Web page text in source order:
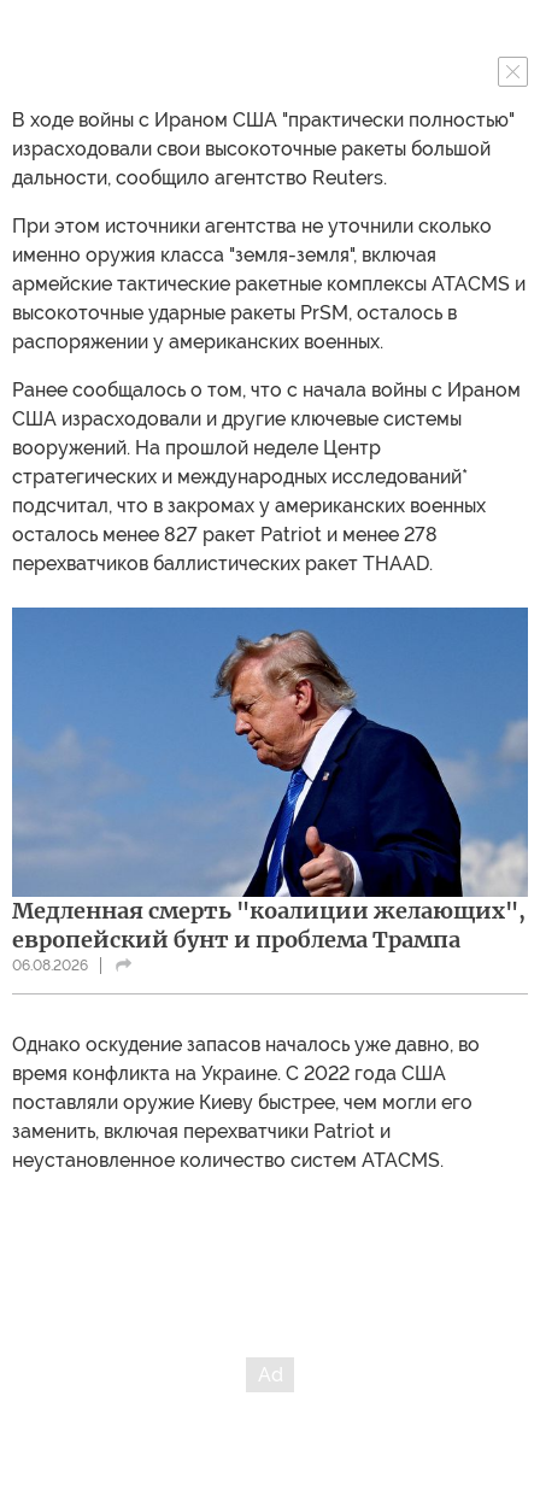
В ходе войны с Ираном США "практически полностью"
израсходовали свои высокоточные ракеты большой
дальности, сообщило агентство Reuters.
При этом источники агентства не уточнили сколько
именно оружия класса "земля-земля", включая
армейские тактические ракетные комплексы ATACMS и
высокоточные ударные ракеты PrSM, осталось в
распоряжении у американских военных.
Ранее сообщалось о том, что с начала войны с Ираном
США израсходовали и другие ключевые системы
вооружений. На прошлой неделе Центр
стратегических и международных исследований*
подсчитал, что в закромах у американских военных
осталось менее 827 ракет Patriot и менее 278
перехватчиков баллистических ракет THAAD.
Медленная смерть "коалиции желающих",
европейский бунт и проблема Трампа
06.08.2026
Однако оскудение запасов началось уже давно, во
время конфликта на Украине. С 2022 года США
поставляли оружие Киеву быстрее, чем могли его
заменить, включая перехватчики Patriot и
неустановленное количество систем ATACMS.